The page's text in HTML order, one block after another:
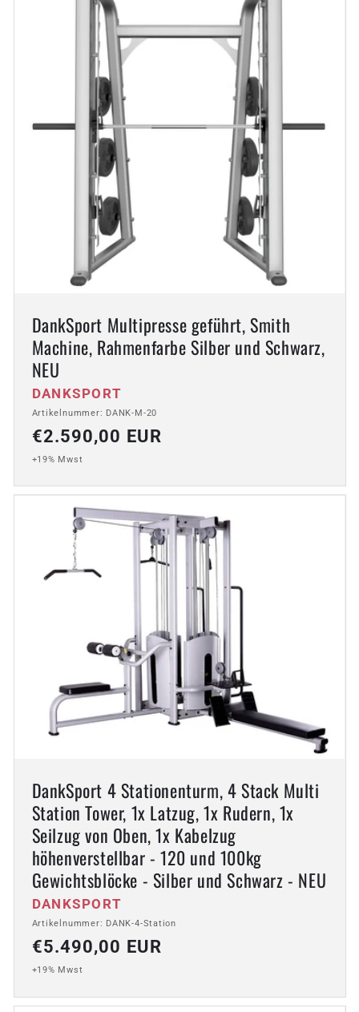
DankSport Multipresse geführt, Smith
Machine, Rahmenfarbe Silber und Schwarz,
NEU
Anbieter:
DANKSPORT
Artikelnummer: DANK-M-20
Normaler
Preis
€2.590,00 EUR
+19% Mwst
DankSport 4 Stationenturm, 4 Stack Multi
Station Tower, 1x Latzug, 1x Rudern, 1x
Seilzug von Oben, 1x Kabelzug
höhenverstellbar - 120 und 100kg
Gewichtsblöcke - Silber und Schwarz - NEU
Anbieter:
DANKSPORT
Artikelnummer: DANK-4-Station
Normaler
Preis
€5.490,00 EUR
+19% Mwst